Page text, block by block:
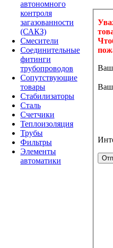
автономного
контроля
загазованности
(САКЗ)
Смесители
Соединительные
фитинги
трубопроводов
Сопутствующие
товары
Стабилизаторы
Сталь
Счетчики
Теплоизоляция
Трубы
Фильтры
Элементы
автоматики